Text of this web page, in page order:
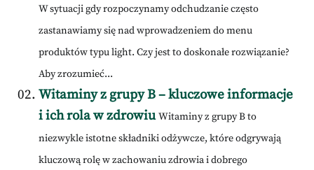
W sytuacji gdy rozpoczynamy odchudzanie często
zastanawiamy się nad wprowadzeniem do menu
produktów typu light. Czy jest to doskonałe rozwiązanie?
Aby zrozumieć...
Witaminy z grupy B – kluczowe informacje
i ich rola w zdrowiu Witaminy z grupy B to
niezwykle istotne składniki odżywcze, które odgrywają
kluczową rolę w zachowaniu zdrowia i dobrego